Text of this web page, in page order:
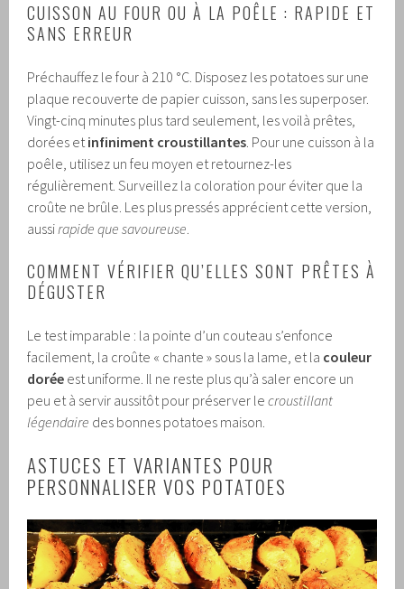
CUISSON AU FOUR OU À LA POÊLE : RAPIDE ET
SANS ERREUR
Préchauffez le four à 210 °C. Disposez les potatoes sur une
plaque recouverte de papier cuisson, sans les superposer.
Vingt-cinq minutes plus tard seulement, les voilà prêtes,
dorées et infiniment croustillantes . Pour une cuisson à la
poêle, utilisez un feu moyen et retournez-les
régulièrement. Surveillez la coloration pour éviter que la
croûte ne brûle. Les plus pressés apprécient cette version,
aussi rapide que savoureuse
COMMENT VÉRIFIER QU’ELLES SONT PRÊTES À
DÉGUSTER
Le test imparable : la pointe d’un couteau s’enfonce
facilement, la croûte « chante » sous la lame, et la couleur
dorée est uniforme. Il ne reste plus qu’à saler encore un
peu et à servir aussitôt pour préserver lecroustillant
légendaire des bonnes potatoes maison.
ASTUCES ET VARIANTES POUR
PERSONNALISER VOS POTATOES